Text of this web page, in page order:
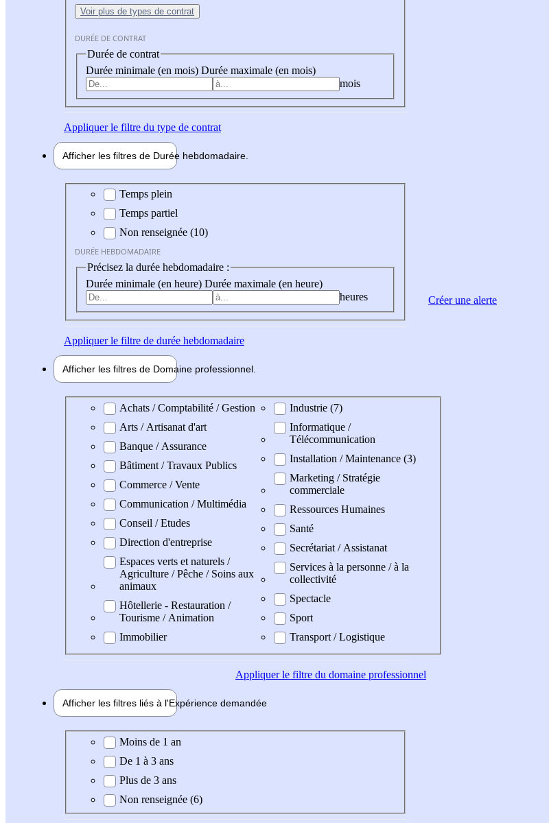
Voir plus de types de contrat
DURÉE DE CONTRAT
Durée de contrat
Durée minimale (en mois) Durée maximale (en mois)
mois
Appliquerle filtre du type de contrat
Afficher les filtres de Durée hebdomadaire
Durée hebdomadaire
Temps plein
Temps partiel
Non renseignée (10)
DURÉE HEBDOMADAIRE
Précisez la durée hebdomadaire :
Durée minimale (en heure) Durée maximale (en heure)
heures
Appliquerle filtre de durée hebdomadaire
Afficher les filtres de Domaine professionnel
Domaine professionel
Achats / Comptabilité / Gestion
Arts / Artisanat d'art
Banque / Assurance
Bâtiment / Travaux Publics
Commerce / Vente
Communication / Multimédia
Conseil / Etudes
Direction d'entreprise
Espaces verts et naturels /
Agriculture / Pêche / Soins aux
animaux
Hôtellerie - Restauration /
Tourisme / Animation
Immobilier
Industrie (7)
Informatique /
Télécommunication
Installation / Maintenance (3)
Marketing / Stratégie
commerciale
Ressources Humaines
Santé
Secrétariat / Assistanat
Services à la personne / à la
collectivité
Spectacle
Sport
Transport / Logistique
Appliquerle filtre du domaine professionnel
Afficher les filtres liés à l'Expérience demandée
Expérience demandée
Moins de 1 an
De 1 à 3 ans
Plus de 3 ans
Non renseignée (6)
Créer une alerte